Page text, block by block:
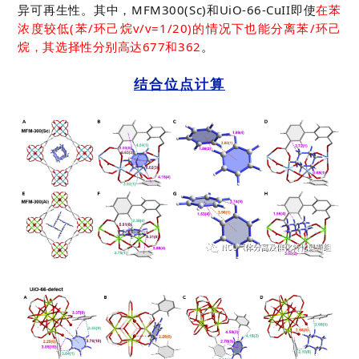
异可再生性。其中，MFM300(Sc)和UiO-66-CuII即使在苯
浓度较低(苯/环己烷v/v=1/20)的情况下也能分离苯/环己
烷，其选择性分别高达677和362。
结合位点计算